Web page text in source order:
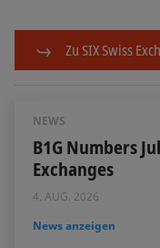
Zu SIX Swiss
NEWS
B1G Numbers
Exchanges
4. AUG. 2026
News anzeigen